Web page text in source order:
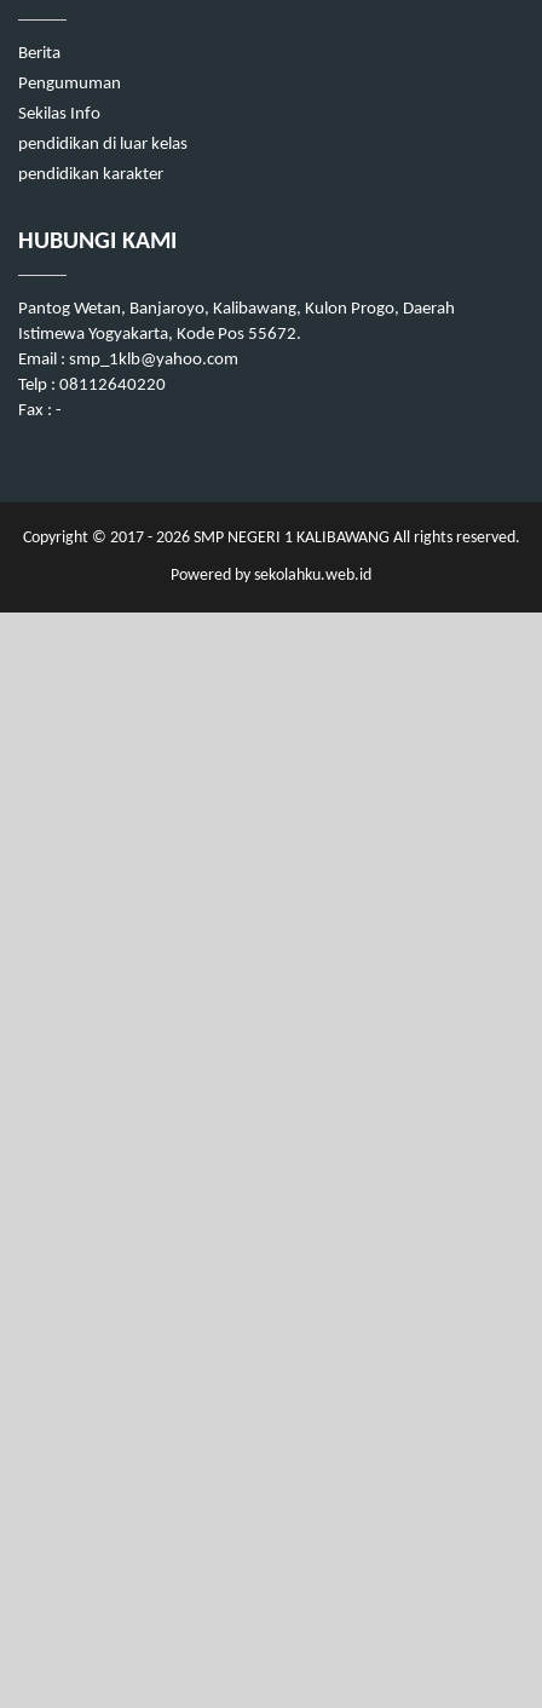
Berita
Pengumuman
Sekilas Info
pendidikan di luar kelas
pendidikan karakter
HUBUNGI KAMI
Pantog Wetan, Banjaroyo, Kalibawang, Kulon Progo, Daerah
Istimewa Yogyakarta, Kode Pos 55672.
Email : smp_1klb@yahoo.com
Telp : 08112640220
Fax : -
Copyright © 2017 - 2026SMP NEGERI 1 KALIBAWANG All rights reserved.
Powered by sekolahku.web.id